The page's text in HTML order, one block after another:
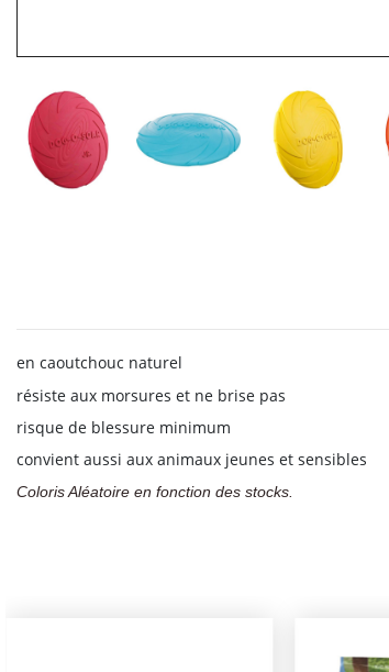
en caoutchouc naturel
résiste aux morsures et ne brise pas
risque de blessure minimum
convient aussi aux animaux jeunes et sensibles
Coloris Aléatoire en fonction des stocks.